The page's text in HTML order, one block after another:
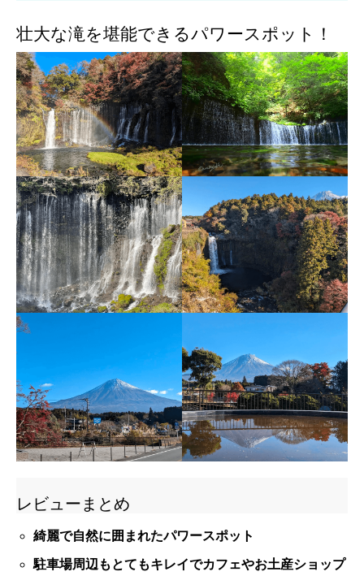
壮大な滝を堪能できるパワースポット！
レビューまとめ
綺麗で自然に囲まれたパワースポット
駐車場周辺もとてもキレイでカフェやお土産ショップ